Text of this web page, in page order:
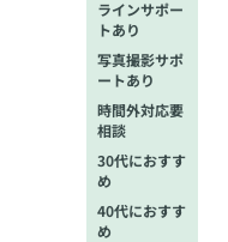
歩２分ラインサポー
トあり
写真撮影サポ
ートあり
時間外対応要
相談
30代におすす
め
40代におすす
め